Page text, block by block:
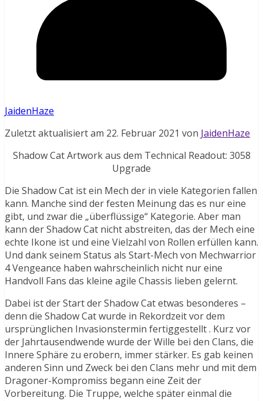
JaidenHaze
Zuletzt aktualisiert am 22. Februar 2021 von JaidenHaze
Shadow Cat Artwork aus dem Technical Readout: 3058
Upgrade
Die Shadow Cat ist ein Mech der in viele Kategorien fallen
kann. Manche sind der festen Meinung das es nur eine
gibt, und zwar die „überflüssige“ Kategorie. Aber man
kann der Shadow Cat nicht abstreiten, das der Mech eine
echte Ikone ist und eine Vielzahl von Rollen erfüllen kann.
Und dank seinem Status als Start-Mech von Mechwarrior
4 Vengeance haben wahrscheinlich nicht nur eine
Handvoll Fans das kleine agile Chassis lieben gelernt.
Dabei ist der Start der Shadow Cat etwas besonderes –
denn die Shadow Cat wurde in Rekordzeit vor dem
ursprünglichen Invasionstermin fertiggestellt . Kurz vor
der Jahrtausendwende wurde der Wille bei den Clans, die
Innere Sphäre zu erobern, immer stärker. Es gab keinen
anderen Sinn und Zweck bei den Clans mehr und mit dem
Dragoner-Kompromiss begann eine Zeit der
Vorbereitung. Die Truppe, welche später einmal die